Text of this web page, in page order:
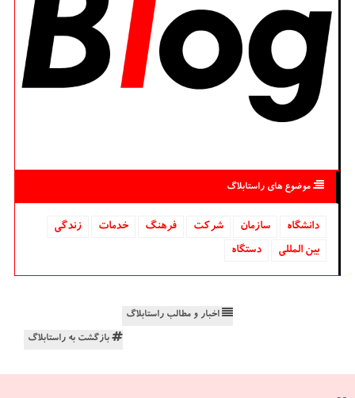
موضوع های راستابلاگ
دانشگاه‌ سازمان شركت فرهنگ خدمات
زندگی
بین المللی
دستگاه
اخبار و مطالب راستابلاگ
بازگشت به راستابلاگ